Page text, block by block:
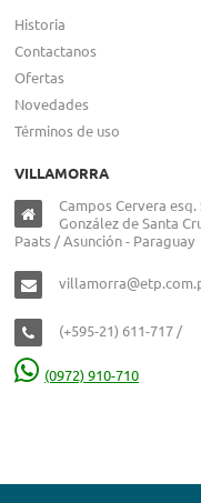
Historia
Contactanos
Ofertas
Novedades
Términos de uso
VILLAMORRA
Campos Cervera esq.
González de Santa
Paats / Asunción - Paraguay
(+595-21) 611-717 /
(0972) 910-710